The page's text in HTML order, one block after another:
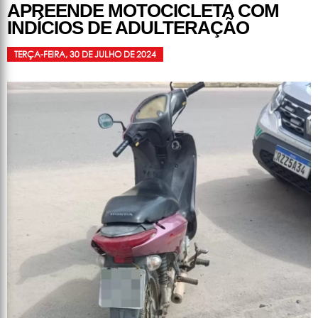
APREENDE MOTOCICLETA COM
INDÍCIOS DE ADULTERAÇÃO
TERÇA-FEIRA, 30 DE JULHO DE 2024